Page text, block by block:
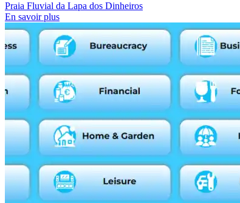
Praia Fluvial da Lapa dos Dinheiros
En savoir plus